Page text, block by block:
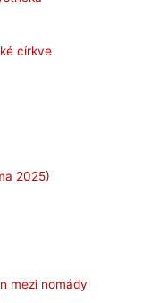
církve
2025)
mezi nomády